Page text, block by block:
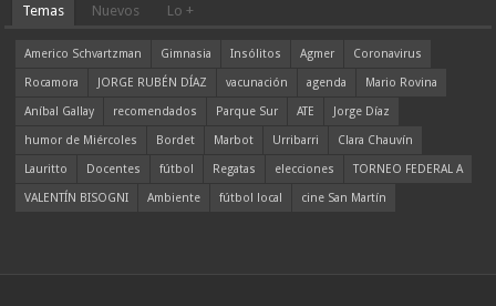
Temas Nuevos Lo +
Americo Schvartzman Gimnasia Insólitos Agmer
Coronavirus
Rocamora
JORGE RUBÉN DÍAZ vacunación agenda
Mario Rovina
Aníbal Gallay
recomendados Parque Sur ATE
Jorge Díaz
humor de Miércoles
Bordet Marbot Urribarri
Clara Chauvín
Lauritto
Docentes fútbol Regatas elecciones
TORNEO FEDERAL A
VALENTÍN BISOGNI
Ambiente fútbol local cine San Martín